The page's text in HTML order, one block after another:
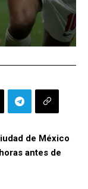
de México
antes de